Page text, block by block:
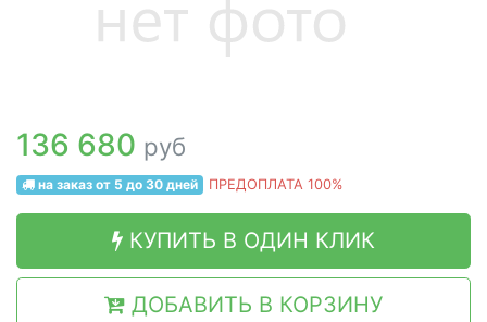
136 680 руб
на заказ от 5 до 30 дней ПРЕДОПЛАТА 100%
КУПИТЬ В ОДИН КЛИК
ДОБАВИТЬ В КОРЗИНУ